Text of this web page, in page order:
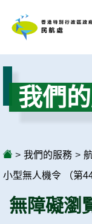
我們
> 我們的服務 >
小型無人機令 （第
無障礙瀏